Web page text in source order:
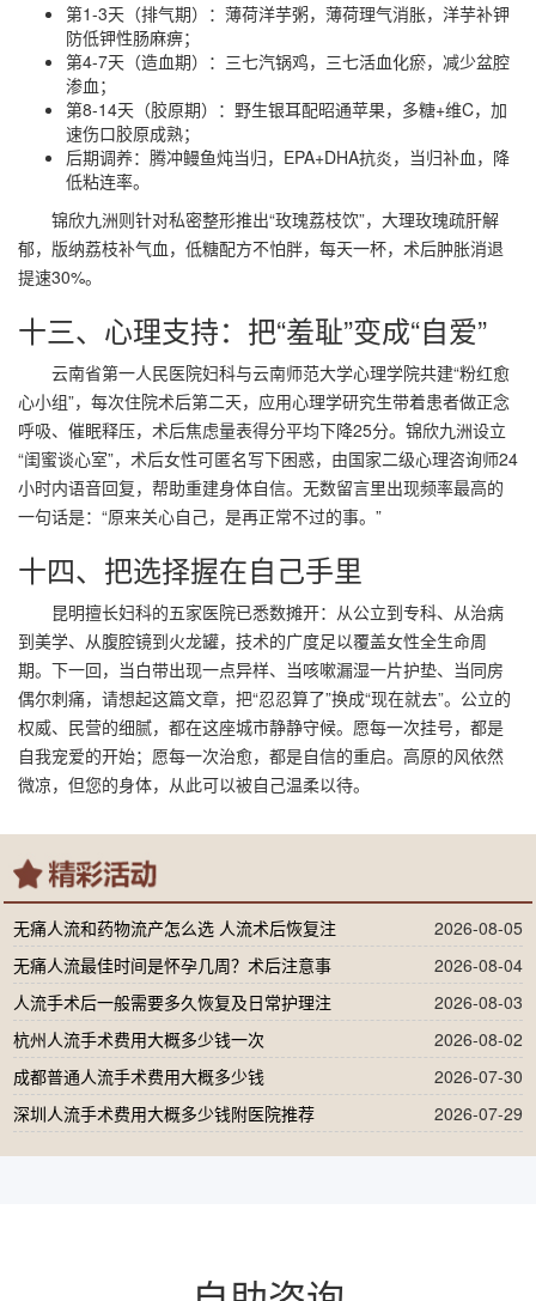
第1-3天（排气期）：薄荷洋芋粥，薄荷理气消胀，洋芋补钾
防低钾性肠麻痹；
第4-7天（造血期）：三七汽锅鸡，三七活血化瘀，减少盆腔
渗血；
第8-14天（胶原期）：野生银耳配昭通苹果，多糖+维C，加
速伤口胶原成熟；
后期调养：腾冲鳗鱼炖当归，EPA+DHA抗炎，当归补血，降
低粘连率。
锦欣九洲则针对私密整形推出“玫瑰荔枝饮”，大理玫瑰疏肝解
郁，版纳荔枝补气血，低糖配方不怕胖，每天一杯，术后肿胀消退
提速30%。
十三、心理支持：把“羞耻”变成“自爱”
云南省第一人民医院妇科与云南师范大学心理学院共建“粉红愈
心小组”，每次住院术后第二天，应用心理学研究生带着患者做正念
呼吸、催眠释压，术后焦虑量表得分平均下降25分。锦欣九洲设立
“闺蜜谈心室”，术后女性可匿名写下困惑，由国家二级心理咨询师24
小时内语音回复，帮助重建身体自信。无数留言里出现频率最高的
一句话是：“原来关心自己，是再正常不过的事。”
十四、把选择握在自己手里
昆明擅长妇科的五家医院已悉数摊开：从公立到专科、从治病
到美学、从腹腔镜到火龙罐，技术的广度足以覆盖女性全生命周
期。下一回，当白带出现一点异样、当咳嗽漏湿一片护垫、当同房
偶尔刺痛，请想起这篇文章，把“忍忍算了”换成“现在就去”。公立的
权威、民营的细腻，都在这座城市静静守候。愿每一次挂号，都是
自我宠爱的开始；愿每一次治愈，都是自信的重启。高原的风依然
微凉，但您的身体，从此可以被自己温柔以待。
无痛人流和药物流产怎么选 人流术后恢复注
2026-08-05
无痛人流最佳时间是怀孕几周？术后注意事
2026-08-04
人流手术后一般需要多久恢复及日常护理注
2026-08-03
杭州人流手术费用大概多少钱一次
2026-08-02
成都普通人流手术费用大概多少钱
2026-07-30
深圳人流手术费用大概多少钱附医院推荐
2026-07-29